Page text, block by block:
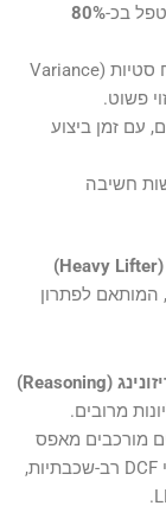
בכ-80%
עדכון תקציבים, ניתוח סטיות (Variance
עם זמן ביצוע
חשיבה
זהו המודל המתקדם והחזק ביותר של Anthropic, המותאם לפתרון
רמת ריזונינג (Reasoning)
מרובים.
מורכבים מאפס
(כמו מודל "שלושת הדוחות"), הערכות שווי DCF רב-שכבתיות,